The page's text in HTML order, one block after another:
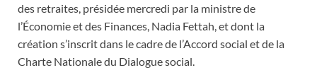
des retraites, présidée mercredi par la ministre de
l’Économie et des Finances, Nadia Fettah, et dont la
création s’inscrit dans le cadre de l’Accord social et de la
Charte Nationale du Dialogue social.